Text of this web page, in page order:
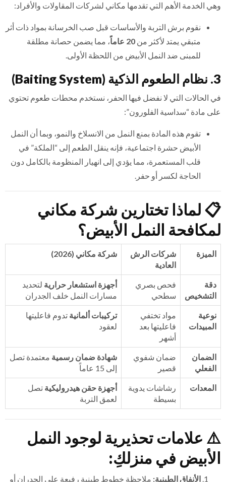
وهي الخدمة الأهم التي تقدمها مكاني لشركات المقاولات والأفراد:
نقوم برش التربة والأساسات قبل صب الخرسانة بمواد ذات أثر
متبقي يمتد لأكثر من 20 عاماً
، مما يضمن حصانة مطلقة
للمبنى ضد النمل الأبيض من اللحظة الأولى.
3. نظام الطعوم الذكية (Baiting System)
في الحالات التي لا نفضل فيها الحفر، نستخدم محطات طعوم تحتوي
على مادة “سداسية الفلورون”:
تقوم هذه المادة بمنع النمل من الانسلاخ والنمو، وبما أن النمل
الأبيض حشرة اجتماعية، فإنه ينقل الطعم إلى “الملكة” في
قلب المستعمرة، مما يؤدي إلى انهيار المنظومة بالكامل دون
الحاجة لكسر أو حفر.
📋 لماذا تختارين شركة مكاني
لمكافحة النمل الأبيض؟
الميزة
شركات الرش
العادية
شركة مكاني (2026)
دقة
التشخيص
فحص بصري
سطحي
أجهزة استشعار حرارية لتحديد
مسارات النمل خلف الجدران
نوعية
المبيدات
مواد تختفي
فاعليتها بعد
أشهر
تركيبات ألمانية تدوم فاعليتها
لعقود
الضمان
الفعلي
ضمان شفوي
قصير
شهادة ضمان رسمية معتمدة تصل
إلى 15 عاماً
المعدات
رشاشات يدوية
بسيطة
أجهزة حقن هيدروليكية تصل
لعمق التربة
⚠️ علامات تحذيرية لوجود النمل
الأبيض في منزلكِ:
الأنفاق الطينية: ملاحظة خطوط طينية رفيعة على الجدران أو